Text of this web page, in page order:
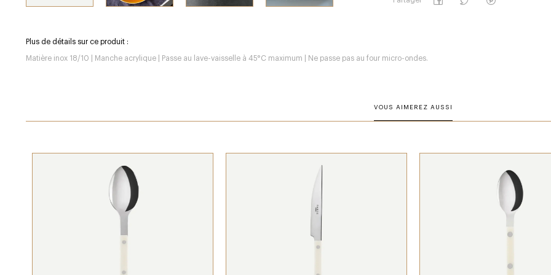
Plus de détails sur ce produit :
Matière inox 18/10 | Manche acrylique | Passe au lave-vaisselle à 45°C maximum | Ne passe pas au four micro-ondes.
VOUS AIMEREZ AUSSI